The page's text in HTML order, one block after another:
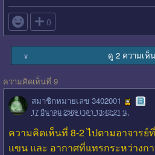
 0
∨ ดู 2 ความเห็
ความคิดเห็นที่ 9
สมาชิกหมายเลข 3402001
17 มีนาคม 2569 เวลา 13:42:21 น.
ความคิดเห็นที่ 8-2 ไปตามอาจาร
แขน และ อากาศที่แทรกระหว่างก